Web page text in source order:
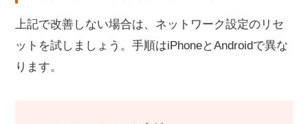
上記で改善しない場合は、ネットワーク設定のリセ
ットを試しましょう。手順はiPhoneとAndroidで異な
ります。